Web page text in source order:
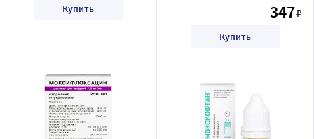
Купить 347₽
Купить